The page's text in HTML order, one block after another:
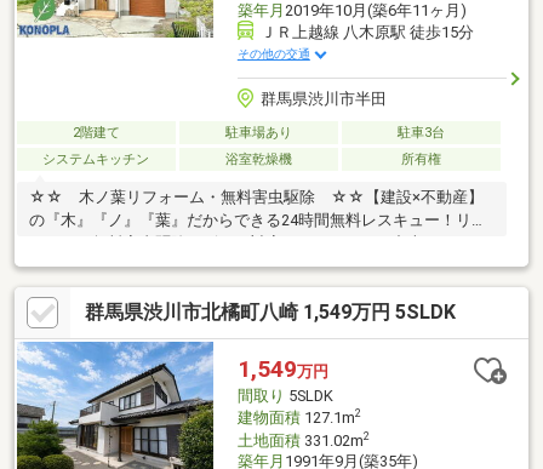
築年月 2019年10月(築6年11ヶ月)
ＪＲ上越線 八木原駅 徒歩15分
その他の交通
群馬県渋川市半田
2階建て 駐車場あり
駐車3台
システムキッチン
浴室乾燥機 所有権
☆☆ 木ノ葉リフォーム・無料害虫駆除 ☆☆【建設×不動産】
の『木』『ノ』『葉』だからできる24時間無料レスキュー！リフ
ターサービスがついており、住んでからの安心をずっとお届けし
ます！内覧時に、無料相談・お見積りも物件ごとに作成可能！！
オウチ探しも、リフォームも一緒に相談できます！＼弊社には、
『きつね隊』・『ゴリラ隊』という無料かけつけサービスの仕組
みが、整っています♪／住んでからのお家トラブル、緊急対応も承
っております♪お家のこと、すべて木ノ葉プランニングにお任せく
ださい＾＾
群馬県渋川市北橘町八崎 1,549万円 5SLDK
1,549万円
間取り 5SLDK
建物面積127.1m2
土地面積331.02m2
築年月 1991年9月(築35年)